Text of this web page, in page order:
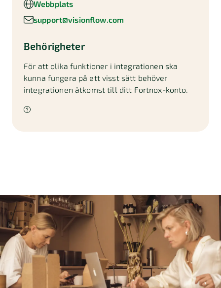
Webbplats
support@visionflow.com
Behörigheter
För att olika funktioner i integrationen ska
kunna fungera på ett visst sätt behöver
integrationen åtkomst till ditt Fortnox-konto.